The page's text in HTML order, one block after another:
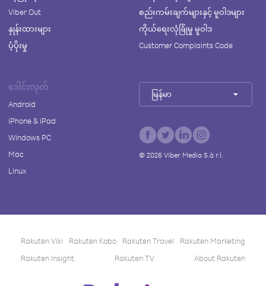
Viber Out
နှုန်းထားများ
ပံ့ပိုးမှု
စည်းကမ်းချက်များနှင့် မူဝါဒများ
ကိုယ်ရေးလုံခြုံမှု မူဝါဒ
Customer Complaints Code
ဒေါင်းလုတ်
Android
iPhone & iPad
Windows PC
Mac
Linux
မြန်မာ
© 2026Viber Media S.à r.l.
Rakuten Viki Rakuten Kobo Rakuten Travel
Rakuten Marketing
Rakuten Insight
Rakuten TV About Rakuten